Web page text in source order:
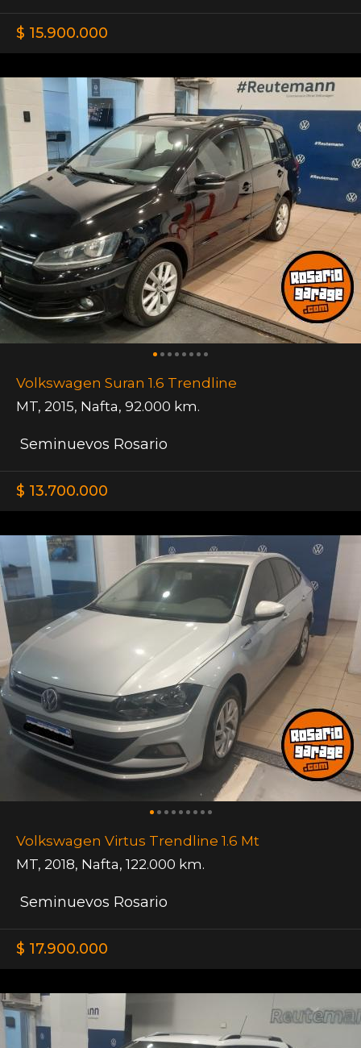
$ 15.900.000
Volkswagen Suran 1.6 Trendline
MT, 2015, Nafta, 92.000 km.
Seminuevos Rosario
$ 13.700.000
Volkswagen Virtus Trendline 1.6 Mt
MT, 2018, Nafta, 122.000 km.
Seminuevos Rosario
$ 17.900.000